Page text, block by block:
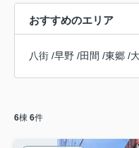
おすすめのエリア
八街 /早野 /田間 /東郷 /
6棟 6件